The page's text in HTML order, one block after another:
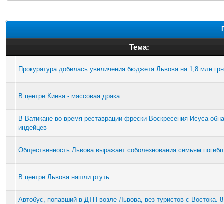
Тема:
Прокуратура добилась увеличения бюджета Львова на 1,8 млн грн
В центре Киева - массовая драка
В Ватикане во время реставрации фрески Воскресения Исуса
индейцев
Общественность Львова выражает соболезнования семьям
В центре Львова нашли ртуть
Автобус, попавший в ДТП возле Львова, вез туристов с Востока.